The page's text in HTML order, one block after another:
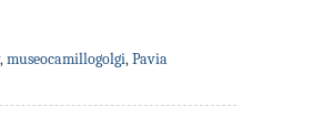
,museocamillogolgi,Pavia